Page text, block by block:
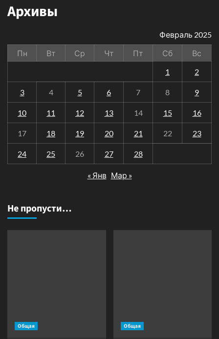
Архивы
Февраль 2025
Пн
Вт Ср Чт Пт Сб
Вс
1
2
3 4 5 6 7 8 9
10 11 12 13 14 15 16
17 18 19 20 21 22 23
24 25 26 27 28
« Янв Мар »
Не пропусти…
Общая Общая